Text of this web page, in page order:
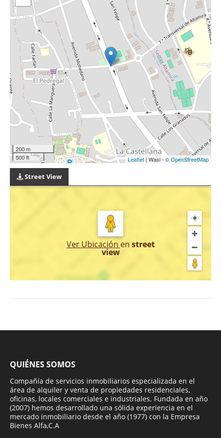
200 m
500 ft
Leaflet | Wasi - ©OpenStreetMap
Street View
Ver Ubicación en street
view
QUIÉNES SOMOS
Compañía de servicios inmobiliarios especializada en el
área de alquiler y venta de propiedades residenciales,
oficinas, locales comerciales e industriales. Fundada en año
(2007) hemos desarrollado una sólida experiencia en el
mercado inmobiliario desde el año (1977) con la Empresa
Bienes Alfa,C.A